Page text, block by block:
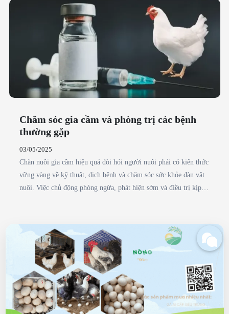
Cách chọn giống gà cảnh nào cho người
mới nuôi
31/05/2025
Nếu bà con đang tìm hiểu cách chọn giống gà cảnh nào cho
người mới nuôi, thì Gà tre Thái chính là lựa chọn lý tưởng. Với
thân hình nhỏ gọn, dáng đứng oai vệ, lông mượt mà và dễ chăm
giá cả phải chăng, ít bệnh tật, rất thích hợp cho những ai mới bắt
đầu nuôi làm cảnh hoặc muốn phát triển mô hình kinh tế phụ
ngay tại nhà.